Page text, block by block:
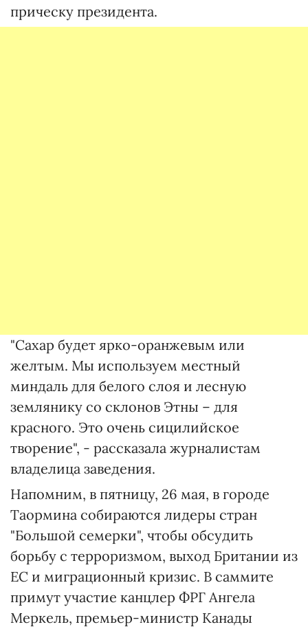
прическу президента.
"Сахар будет ярко-оранжевым или
желтым. Мы используем местный
миндаль для белого слоя и лесную
землянику со склонов Этны – для
красного. Это очень сицилийское
творение", - рассказала журналистам
владелица заведения.
Напомним, в пятницу, 26 мая, в городе
Таормина собираются лидеры стран
"Большой семерки", чтобы обсудить
борьбу с терроризмом, выход Британии из
ЕС и миграционный кризис. В саммите
примут участие канцлер ФРГ Ангела
Меркель, премьер-министр Канады